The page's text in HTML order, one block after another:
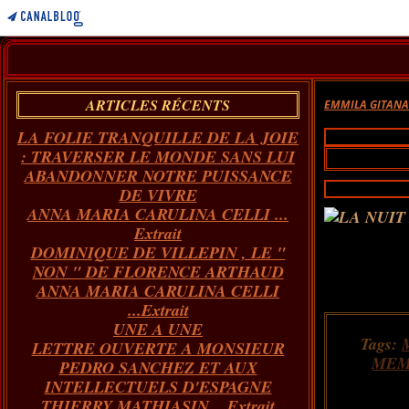
ARTICLES RÉCENTS
LA FOLIE TRANQUILLE DE LA JOIE
: TRAVERSER LE MONDE SANS LUI
ABANDONNER NOTRE PUISSANCE
DE VIVRE
ANNA MARIA CARULINA CELLI ...
Extrait
DOMINIQUE DE VILLEPIN , LE "
NON " DE FLORENCE ARTHAUD
ANNA MARIA CARULINA CELLI
...Extrait
UNE A UNE
LETTRE OUVERTE A MONSIEUR
PEDRO SANCHEZ ET AUX
INTELLECTUELS D'ESPAGNE
EMMILA GITANA
Tags: